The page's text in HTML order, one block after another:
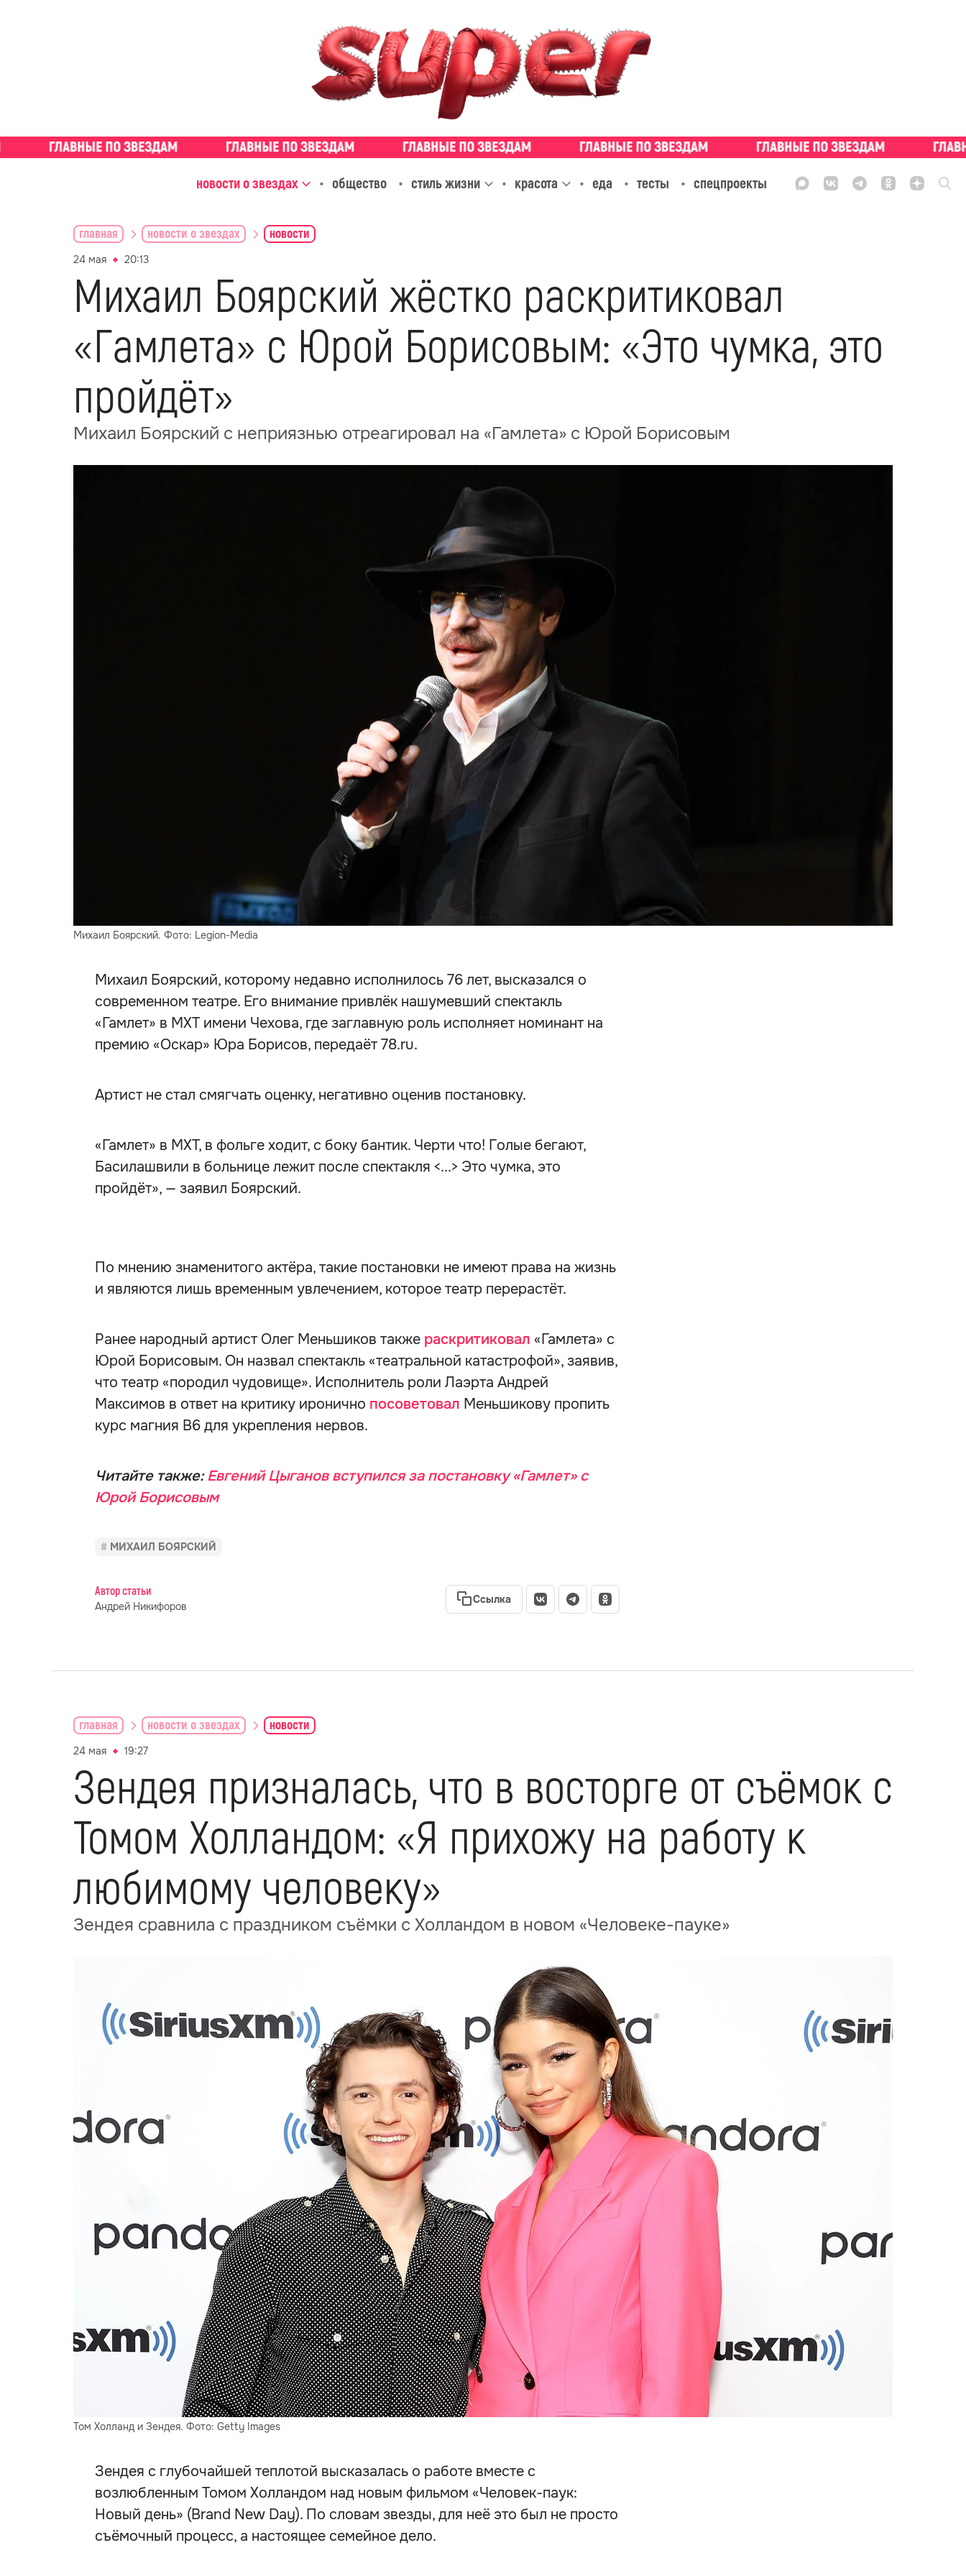
новости о звездах общество стиль жизни красота еда тесты спецпроекты
главная новости о звездах новости
24 мая 20:13
Михаил Боярский жёстко раскритиковал
«Гамлета» с Юрой Борисовым: «Это чумка, это
пройдёт»
Михаил Боярский с неприязнью отреагировал на «Гамлета» с Юрой Борисовым
Михаил Боярский. Фото: Legion-Media
Михаил Боярский, которому недавно исполнилось 76 лет, высказался о
современном театре. Его внимание привлёк нашумевший спектакль
«Гамлет» в МХТ имени Чехова, где заглавную роль исполняет номинант на
премию «Оскар» Юра Борисов, передаёт 78.ru.
Артист не стал смягчать оценку, негативно оценив постановку.
«Гамлет» в МХТ, в фольге ходит, с боку бантик. Черти что! Голые бегают,
Басилашвили в больнице лежит после спектакля <...> Это чумка, это
пройдёт», — заявил Боярский.
По мнению знаменитого актёра, такие постановки не имеют права на жизнь
и являются лишь временным увлечением, которое театр перерастёт.
Ранее народный артист Олег Меньшиков также раскритиковал «Гамлета» с
Юрой Борисовым. Он назвал спектакль «театральной катастрофой», заявив,
что театр «породил чудовище». Исполнитель роли Лаэрта Андрей
Максимов в ответ на критику иронично посоветовал Меньшикову пропить
курс магния B6 для укрепления нервов.
Читайте также:Евгений Цыганов вступился за постановку «Гамлет» с
Юрой Борисовым
МИХАИЛ БОЯРСКИЙ
Автор статьи
Андрей Никифоров
Ссылка
главная новости о звездах новости
24 мая 19:27
Зендея призналась, что в восторге от съёмок с
Томом Холландом: «Я прихожу на работу к
любимому человеку»
Зендея сравнила с праздником съёмки с Холландом в новом «Человеке-пауке»
Том Холланд и Зендея. Фото: Getty Images
Зендея с глубочайшей теплотой высказалась о работе вместе с
возлюбленным Томом Холландом над новым фильмом «Человек-паук:
Новый день» (Brand New Day). По словам звезды, для неё это был не просто
съёмочный процесс, а настоящее семейное дело.